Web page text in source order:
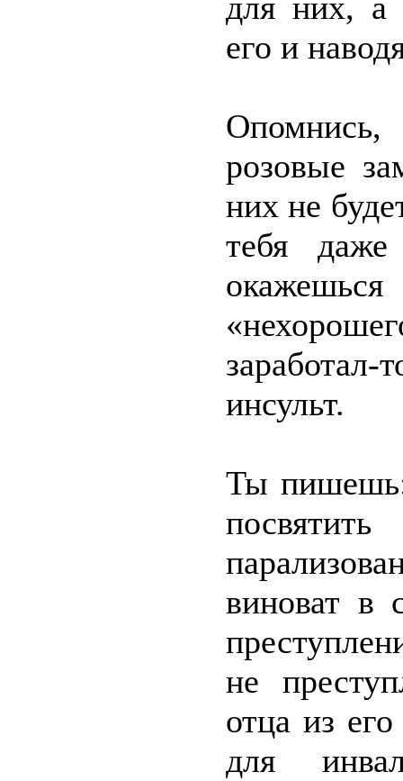
для них, а
его и
Опомнись,
розовые
них не
тебя
инсульт.
Ты
виноват в
не
отца из
для